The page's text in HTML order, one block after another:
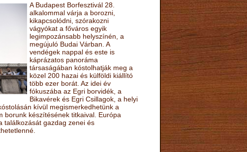
A Budapest Borfesztivál 28.
alkalommal várja a borozni,
kikapcsolódni, szórakozni
vágyókat a főváros egyik
legimpozánsabb helyszínén, a
megújuló Budai Várban. A
vendégek nappal és este is
káprázatos panoráma
társaságában kóstolhatják meg a
közel 200 hazai és külföldi kiállító
több ezer borát. Az idei év
fókuszába az Egri borvidék, a
Bikavérek és Egri Csillagok, a helyi
kívül megismerkedhetünk a
borunk készítésének titkaival. Európa
találkozását gazdag zenei és